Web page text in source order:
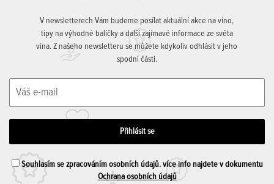
V newsletterech Vám budeme posílat aktuální akce na víno,
tipy na výhodné balíčky a další zajímavé informace ze světa
vína. Z našeho newsletteru se můžete kdykoliv odhlásit v jeho
spodní části.
Souhlasím se zpracováním osobních údajů. více info najdete v dokumentu
Ochrana osobních údajů